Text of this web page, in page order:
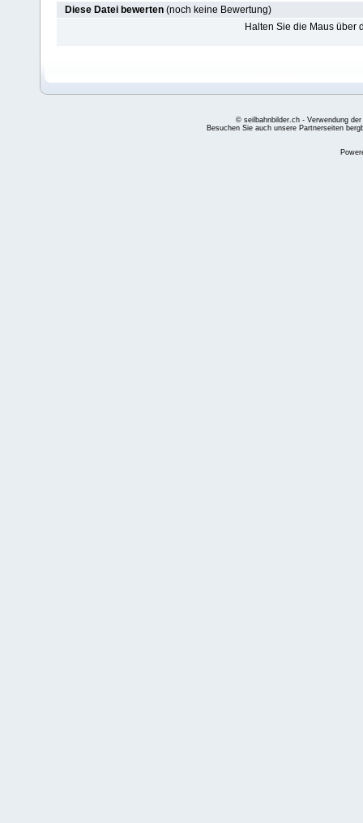
Diese Datei bewerten (noch keine Bewertung)
Halten Sie die Maus über
© seilbahnbilder.ch - Verwendung
Besuchen Sie auch unsere Partnerseiten